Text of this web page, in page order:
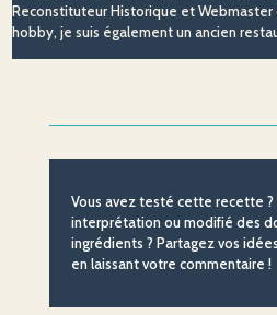
Reconstituteur Historique et Webmaster
hobby, je suis également un ancien
Vous avez testé cette recette ?
interprétation ou modifié des
ingrédients ? Partagez vos
en laissant votre commentaire !